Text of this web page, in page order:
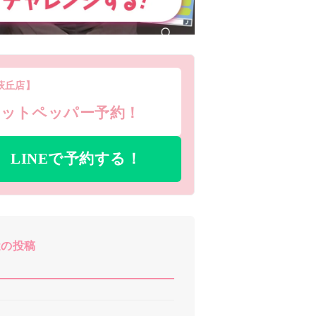
丘店】
トペッパー予約！
LINEで予約する！
投稿